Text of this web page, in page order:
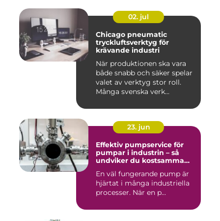
02. jul
Chicago pneumatic
tryckluftsverktyg för
krävande industri
När produktionen ska vara
både snabb och säker spelar
valet av verktyg stor roll.
Många svenska verk...
23. jun
Effektiv pumpservice för
pumpar i industrin – så
undviker du kostsamma
En väl fungerande pump är
hjärtat i många industriella
processer. När en p...